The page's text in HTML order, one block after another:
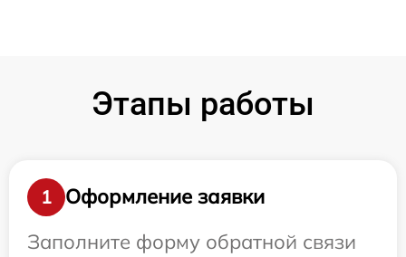
Этапы работы
1
Оформление заявки
Заполните форму обратной связи